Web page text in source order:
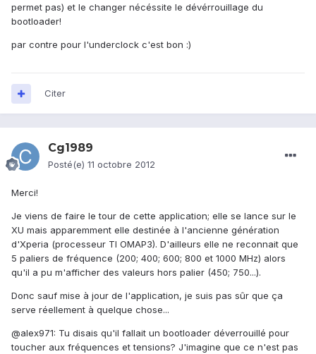
permet pas) et le changer nécéssite le dévérrouillage du
bootloader!
par contre pour l'underclock c'est bon :)
Citer
Cg1989
Posté(e) 11 octobre 2012
Merci!
Je viens de faire le tour de cette application; elle se lance sur le
XU mais apparemment elle destinée à l'ancienne génération
d'Xperia (processeur TI OMAP3). D'ailleurs elle ne reconnait que
5 paliers de fréquence (200; 400; 600; 800 et 1000 MHz) alors
qu'il a pu m'afficher des valeurs hors palier (450; 750...).
Donc sauf mise à jour de l'application, je suis pas sûr que ça
serve réellement à quelque chose...
@alex971: Tu disais qu'il fallait un bootloader déverrouillé pour
toucher aux fréquences et tensions? J'imagine que ce n'est pas